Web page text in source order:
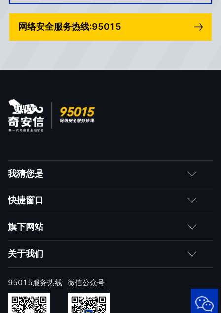
网络安全服务热线:95015
我猜您是
客户
合作伙伴
求职者
快捷窗口
如何购买
产品注册与激活
样本上报
奇安信天守安全软件
旗下网站
网神
技术研究院
关于我们
公司简介
公司新闻
95015服务热线 微信公众号